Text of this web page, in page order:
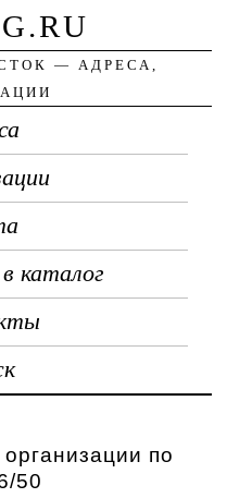
— АДРЕСА,
каталог
по
50